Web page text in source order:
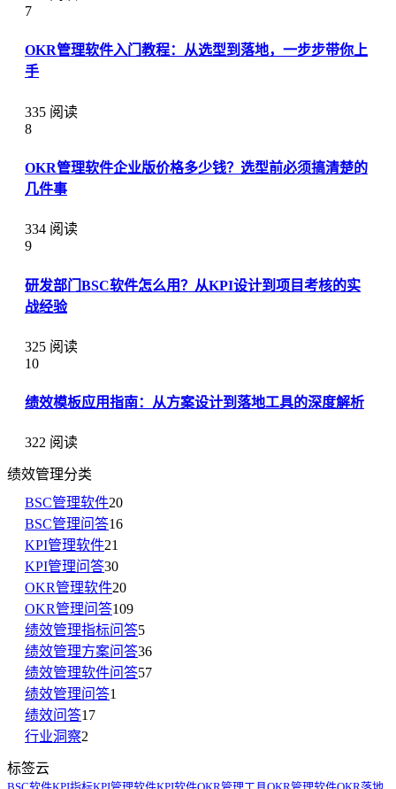
7
OKR管理软件入门教程：从选型到落地，一步步带你上
手
335 阅读
8
OKR管理软件企业版价格多少钱？选型前必须搞清楚的
几件事
334 阅读
9
研发部门BSC软件怎么用？从KPI设计到项目考核的实
战经验
325 阅读
10
绩效模板应用指南：从方案设计到落地工具的深度解析
322 阅读
绩效管理分类
BSC管理软件20
BSC管理问答16
KPI管理软件21
KPI管理问答30
OKR管理软件20
OKR管理问答109
绩效管理指标问答5
绩效管理方案问答36
绩效管理软件问答57
绩效管理问答1
绩效问答17
行业洞察2
标签云